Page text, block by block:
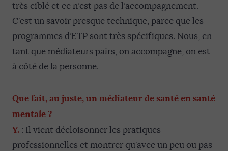
très ciblé et ce n’est pas de l’accompagnement.
C’est un savoir presque technique, parce que les
programmes d’ETP sont très spécifiques. Nous, en
tant que médiateurs pairs, on accompagne, on est
à côté de la personne.
Que fait, au juste, un médiateur de santé en santé
mentale ?
Y. : Il vient décloisonner les pratiques
professionnelles et montrer qu’avec un peu ou pas